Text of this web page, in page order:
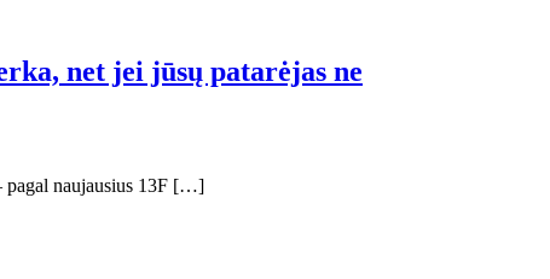
net jei jūsų patarėjas ne
pagal naujausius 13F […]